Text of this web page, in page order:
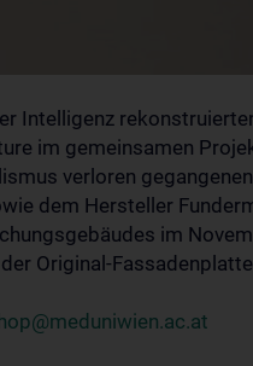
Intelligenz
im gemeinsamen
verloren
dem Hersteller
im
Original-